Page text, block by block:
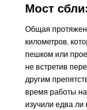
Мост
Общая
километров,
пешком или
не встретив
другим
время работы
изучили едва